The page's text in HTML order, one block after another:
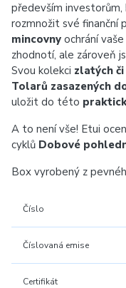
především
rozmnožit své finanční
mincovny ochrání
zhodnotí, ale zároveň
Svou kolekci zlatých
Tolarů zasazených
uložit do této
A to není vše! Etui
cyklů Dobové
Box vyrobený z
Číslo
Číslovaná emise
Certifikát